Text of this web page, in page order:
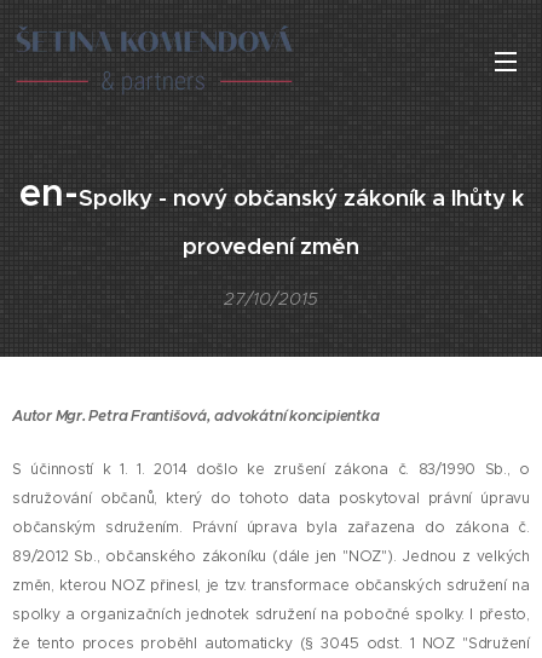
en-Spolky - nový občanský zákoník a lhůty k
provedení změn
27/10/2015
Autor Mgr. Petra Františová, advokátní koncipientka
S účinností k 1. 1. 2014 došlo ke zrušení zákona č. 83/1990 Sb., o
sdružování občanů, který do tohoto data poskytoval právní úpravu
občanským sdružením. Právní úprava byla zařazena do zákona č.
89/2012 Sb., občanského zákoníku (dále jen "NOZ"). Jednou z velkých
změn, kterou NOZ přinesl, je tzv. transformace občanských sdružení na
spolky a organizačních jednotek sdružení na pobočné spolky. I přesto,
že tento proces proběhl automaticky (§ 3045 odst. 1 NOZ "Sdružení